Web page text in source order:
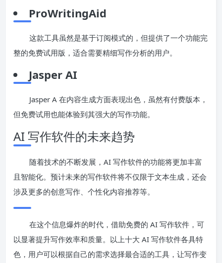
ProWritingAid
这款工具虽然是基于订阅模式的，但提供了一个功能完
整的免费试用版，适合需要精细写作分析的用户。
Jasper AI
Jasper A 在内容生成方面表现出色，虽然有付费版本，
但免费试用也能体验到其强大的写作功能。
AI 写作软件的未来趋势
随着技术的不断发展，AI 写作软件的功能将更加丰富
且智能化。预计未来的写作软件将不仅限于文本生成，还会
涉及更多的创意写作、个性化内容推荐等。
在这个信息爆炸的时代，借助免费的 AI 写作软件，可
以显著提升写作效率和质量。以上十大 AI 写作软件各具特
色，用户可以根据自己的需求选择最合适的工具，让写作变